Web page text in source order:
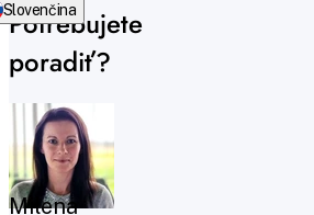
Potrebujete
poradiť?
Milena
Slovenčina